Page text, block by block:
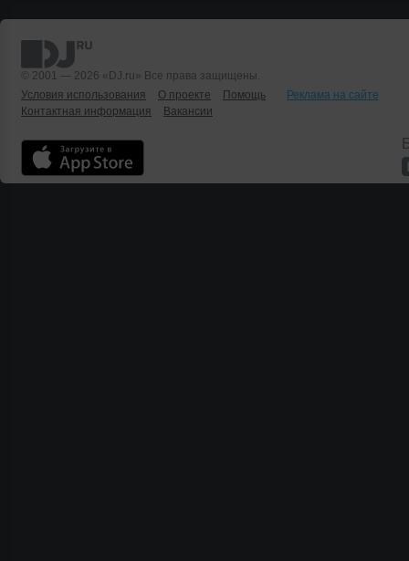
© 2001 — 2026 «DJ.ru» Все права защищены.
Условия использования
О проекте Помощь
Реклама на сайте
Контактная информация
Вакансии